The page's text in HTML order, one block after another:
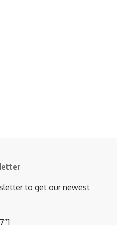
to get our newest